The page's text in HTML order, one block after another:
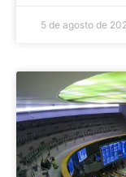
5 de agosto de